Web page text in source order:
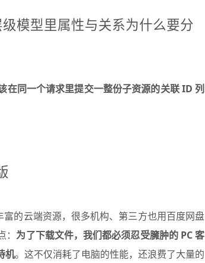
模型里属性与关系为什么要分
在同一个请求里提交一整份子资源的关联 ID 列
的云端资源，很多机构、第三方也用百度网盘
为了下载文件，我们都必须忍受臃肿的 PC 客
机。这不仅消耗了电脑的性能，还浪费了大量的